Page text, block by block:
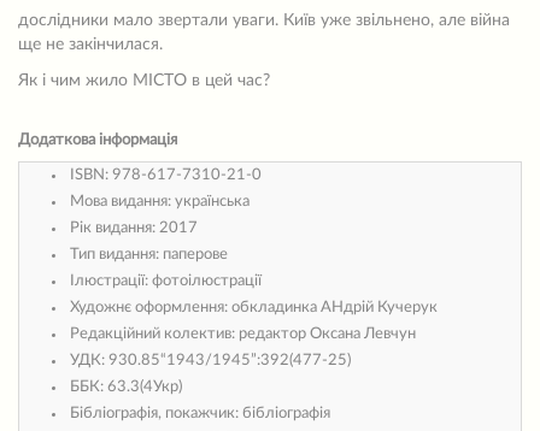
дослідники мало звертали уваги. Київ уже звільнено, але війна
ще не закінчилася.
Як і чим жило МІСТО в цей час?
Додаткова інформація
ISBN: 978-617-7310-21-0
Мова видання: українська
Рік видання: 2017
Тип видання: паперове
Ілюстрації: фотоілюстрації
Художнє оформлення: обкладинка АНдрій Кучерук
Редакційний колектив: редактор Оксана Левчун
УДК: 930.85“1943/1945”:392(477-25)
ББК: 63.3(4Укр)
Бібліографія, покажчик: бібліографія